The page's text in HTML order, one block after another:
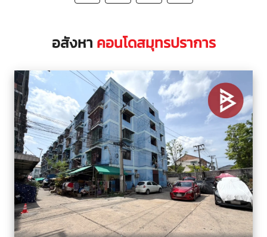
อสังหา คอนโดสมุทรปราการ